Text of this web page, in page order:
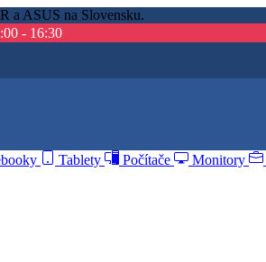
a ASUS na Slovensku.
- 16:30
Tablety Počítače Monitory